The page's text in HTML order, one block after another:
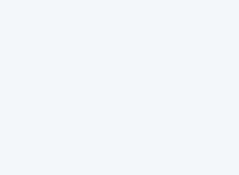
dein Kind dabei immer
anders als zu Hause, aber